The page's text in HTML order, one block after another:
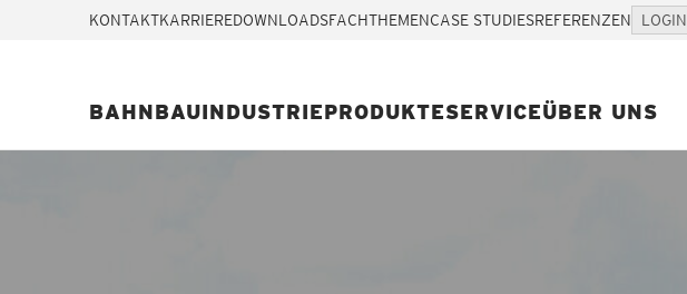
KONTAKTKARRIEREDOWNLOADSFACHTHEMENCASE STUDIESREFERENZEN LOGIN
BAHNBAUINDUSTRIEPRODUKTESERVICEÜBER UNS